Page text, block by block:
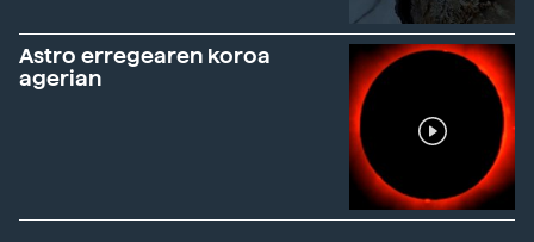
Astro erregearen koroa
agerian